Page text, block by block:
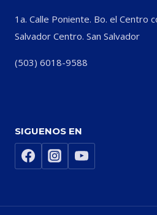
1a. Calle Poniente. Bo. el Centro
Salvador Centro. San Salvador
(503) 6018-9588
SIGUENOS EN